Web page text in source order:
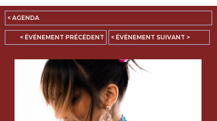
< AGENDA
< ÉVÉNEMENT PRÉCÉDENT < ÉVÉNEMENT SUIVANT >